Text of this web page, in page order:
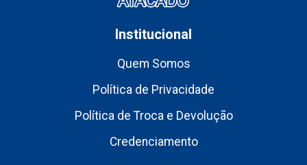
Institucional
Quem Somos
Política de Privacidade
Política de Troca e Devolução
Credenciamento